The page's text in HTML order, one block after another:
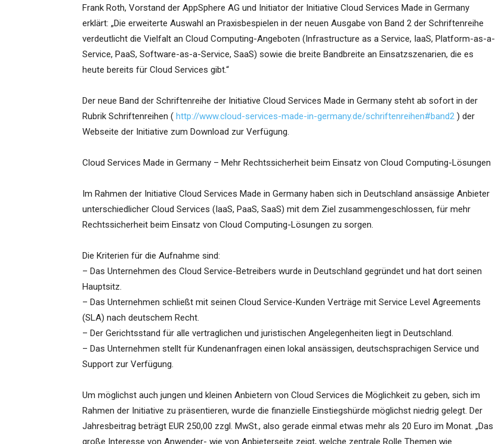
Frank Roth, Vorstand der AppSphere AG und Initiator der Initiative Cloud Services Made in Germany
erklärt: „Die erweiterte Auswahl an Praxisbespielen in der neuen Ausgabe von Band 2 der Schriftenreihe
verdeutlicht die Vielfalt an Cloud Computing-Angeboten (Infrastructure as a Service, IaaS, Platform-as-a-
Service, PaaS, Software-as-a-Service, SaaS) sowie die breite Bandbreite an Einsatzszenarien, die es
heute bereits für Cloud Services gibt.“
Der neue Band der Schriftenreihe der Initiative Cloud Services Made in Germany steht ab sofort in der
Rubrik Schriftenreihen ( http://www.cloud-services-made-in-germany.de/schriftenreihen#band2 ) der
Webseite der Initiative zum Download zur Verfügung.
Cloud Services Made in Germany – Mehr Rechtssicherheit beim Einsatz von Cloud Computing-Lösungen
Im Rahmen der Initiative Cloud Services Made in Germany haben sich in Deutschland ansässige Anbieter
unterschiedlicher Cloud Services (IaaS, PaaS, SaaS) mit dem Ziel zusammengeschlossen, für mehr
Rechtssicherheit beim Einsatz von Cloud Computing-Lösungen zu sorgen.
Die Kriterien für die Aufnahme sind:
– Das Unternehmen des Cloud Service-Betreibers wurde in Deutschland gegründet und hat dort seinen
Hauptsitz.
– Das Unternehmen schließt mit seinen Cloud Service-Kunden Verträge mit Service Level Agreements
(SLA) nach deutschem Recht.
– Der Gerichtsstand für alle vertraglichen und juristischen Angelegenheiten liegt in Deutschland.
– Das Unternehmen stellt für Kundenanfragen einen lokal ansässigen, deutschsprachigen Service und
Support zur Verfügung.
Um möglichst auch jungen und kleinen Anbietern von Cloud Services die Möglichkeit zu geben, sich im
Rahmen der Initiative zu präsentieren, wurde die finanzielle Einstiegshürde möglichst niedrig gelegt. Der
Jahresbeitrag beträgt EUR 250,00 zzgl. MwSt., also gerade einmal etwas mehr als 20 Euro im Monat. „Das
große Interesse von Anwender- wie von Anbieterseite zeigt, welche zentrale Rolle Themen wie